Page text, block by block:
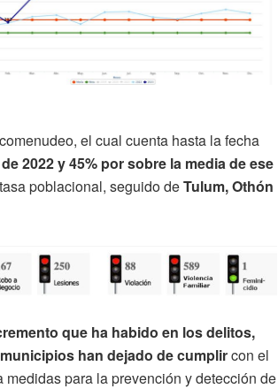
el cual cuenta hasta la fecha
2022 y 45% por sobre la media de ese
poblacional, seguido deTulum, Othón
que ha habido en los delitos,
han dejado de cumplircon el
medidas para la prevención y detección de